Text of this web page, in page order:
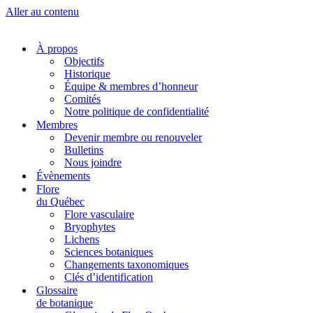
Aller au contenu
À propos
Objectifs
Historique
Équipe & membres d’honneur
Comités
Notre politique de confidentialité
Membres
Devenir membre ou renouveler
Bulletins
Nous joindre
Évènements
Flore
du Québec
Flore vasculaire
Bryophytes
Lichens
Sciences botaniques
Changements taxonomiques
Clés d’identification
Glossaire
de botanique